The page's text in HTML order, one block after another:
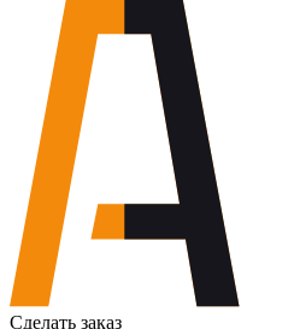
Сделать заказ